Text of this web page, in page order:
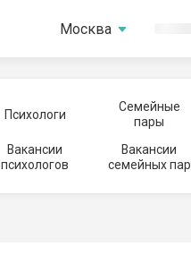
Москва
Психологи
Семейные
пары
Вакансии
психологов
Вакансии
семейных пар